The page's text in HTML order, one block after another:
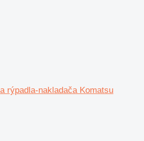
rýpadla-nakladača Komatsu